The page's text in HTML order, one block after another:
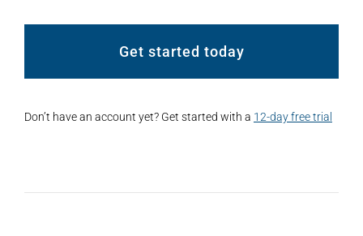
Get started today
Don’t have an account yet? Get started with a 12-day free trial